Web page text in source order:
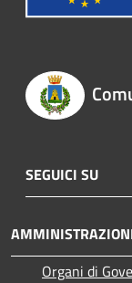
SEGUICI SU
Organi di